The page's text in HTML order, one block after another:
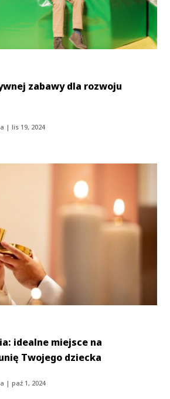
zabawy dla rozwoju
|lis 19, 2024
idealne miejsce na
Twojego dziecka
|paź 1, 2024